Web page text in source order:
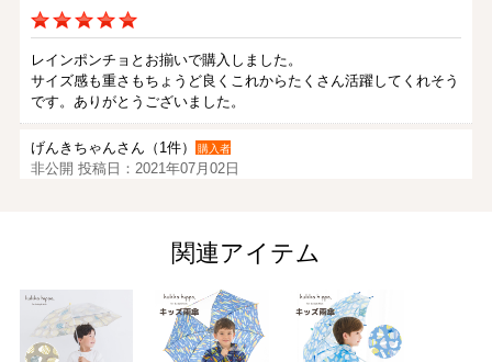
レインポンチョとお揃いで購入しました。
サイズ感も重さもちょうど良くこれからたくさん活躍してくれそう
です。ありがとうございました。
げんきちゃんさん（1件） 購入者
非公開 投稿日：2021年07月02日
孫のために購入しました。、キッズ用傘の安全を考えてできていま
す。傘のサイズも参考欄があったので選ぶことができました。
無料のラッピングもあって届いたら、とても喜び部屋の中で傘をさ
していました。
関連アイテム